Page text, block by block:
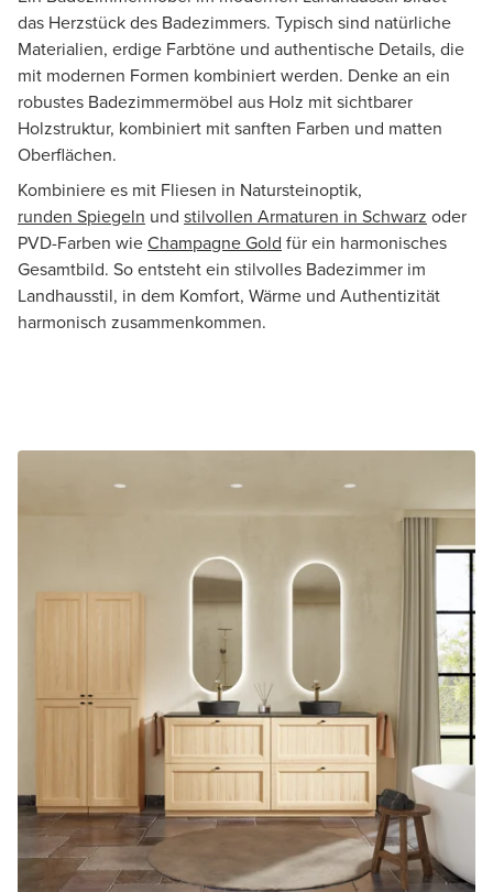
das Herzstück des Badezimmers. Typisch sind natürliche
Materialien, erdige Farbtöne und authentische Details, die
mit modernen Formen kombiniert werden. Denke an ein
robustes Badezimmermöbel aus Holz mit sichtbarer
Holzstruktur, kombiniert mit sanften Farben und matten
Oberflächen.
Kombiniere es mit Fliesen in Natursteinoptik,
runden Spiegeln und stilvollen Armaturen in Schwarz oder
PVD-Farben wieChampagne Gold für ein harmonisches
Gesamtbild. So entsteht ein stilvolles Badezimmer im
Landhausstil, in dem Komfort, Wärme und Authentizität
harmonisch zusammenkommen.